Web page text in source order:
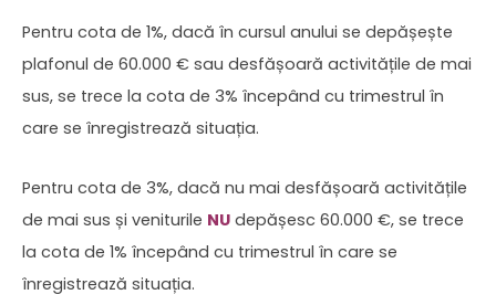
Pentru cota de 1%, dacă în cursul anului se depășește
plafonul de 60.000 € sau desfășoară activitățile de mai
sus, se trece la cota de 3% începând cu trimestrul în
care se înregistrează situația.
Pentru cota de 3%, dacă nu mai desfășoară activitățile
de mai sus și veniturile NU depășesc 60.000 €, se trece
la cota de 1% începând cu trimestrul în care se
înregistrează situația.